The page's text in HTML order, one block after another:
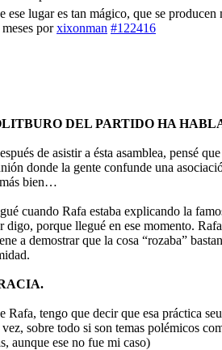
ese lugar es tan mágico, que se
porxixonman #122416
DEL PARTIDO HA
de asistir a ésta asamblea, pensé
donde la gente confunde una
más bien…
cuando Rafa estaba explicando la
digo, porque llegué en ese momento.
a demostrar que la cosa “rozaba”
Rafa, tengo que decir que esa práctica
sobre todo si son temas polémicos
aunque ese no fue mi caso)